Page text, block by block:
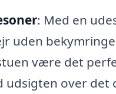
: Med en
uden
være det
udsigten over det